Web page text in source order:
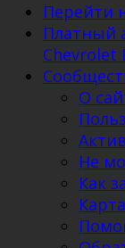
Перейти
Платный
Chevrolet
О
Не
Как